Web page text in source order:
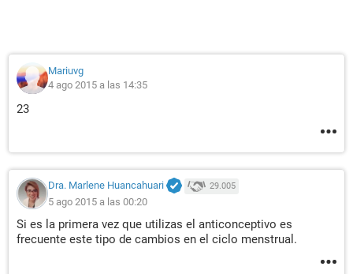
Mariuvg
4 ago 2015 a las 14:35
23
Dra. Marlene Huancahuari 29.005
5 ago 2015 a las 00:20
Si es la primera vez que utilizas el anticonceptivo es
frecuente este tipo de cambios en el ciclo menstrual.